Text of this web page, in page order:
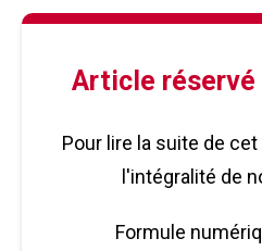
Article réservé
Pour lire la suite de
l'intégralité de
Formule